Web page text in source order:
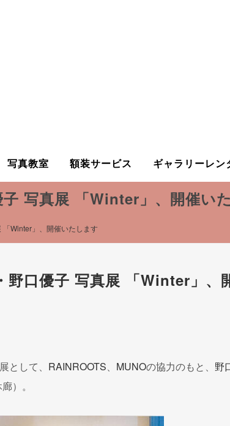
写真教室 額装サービス ギャラリーレン
子 写真展 「Winter」、開催い
「Winter」、開催いたします
野口優子 写真展 「Winter」、
して、 RAINROOTS、 MUNOの協力のもと、 野
）。